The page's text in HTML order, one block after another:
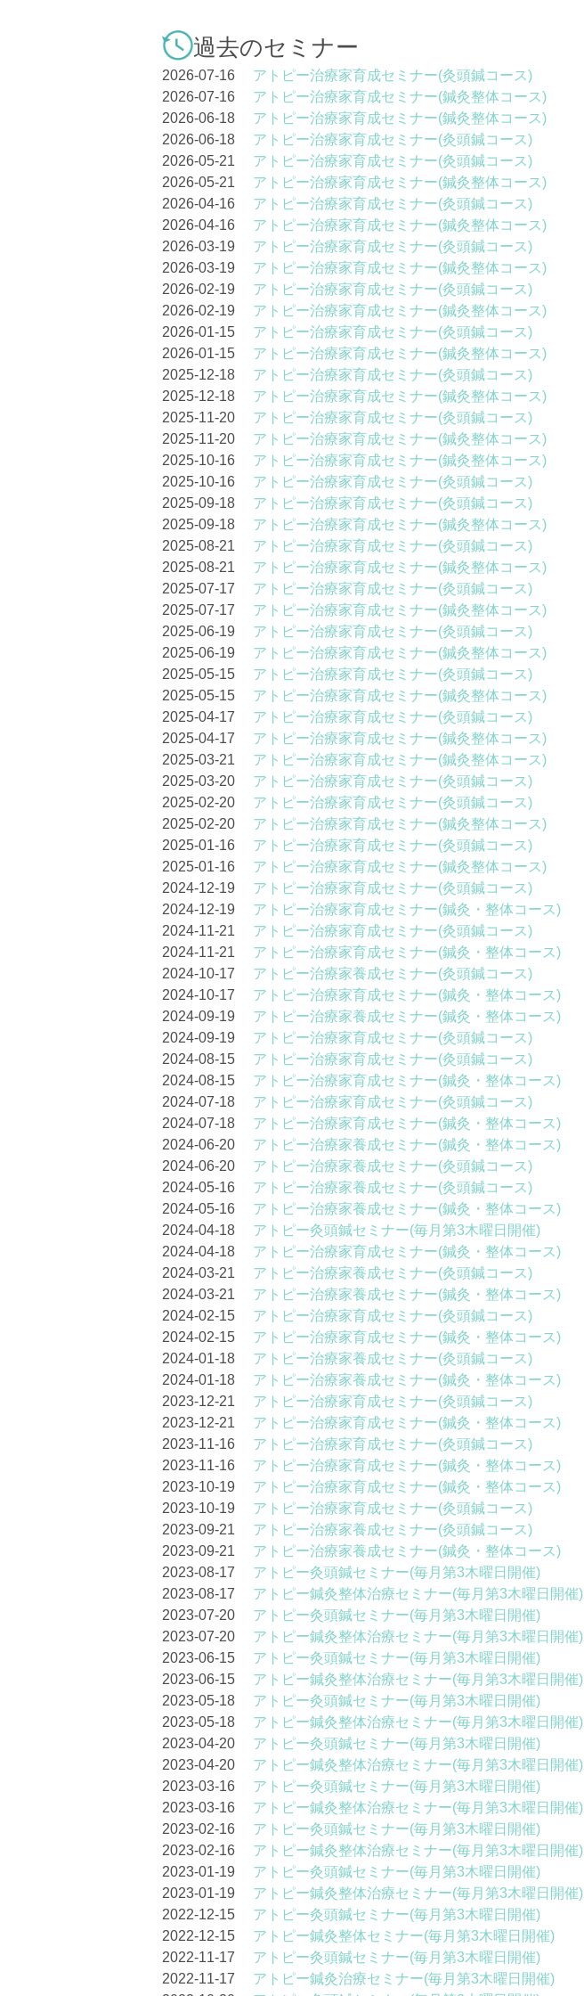
過去のセミナー
2026-07-16 アトピー治療家育成セミナー(灸頭鍼コース)
2026-07-16 アトピー治療家育成セミナー(鍼灸整体コース)
2026-06-18 アトピー治療家育成セミナー(鍼灸整体コース)
2026-06-18 アトピー治療家育成セミナー(灸頭鍼コース)
2026-05-21 アトピー治療家育成セミナー(灸頭鍼コース)
2026-05-21 アトピー治療家育成セミナー(鍼灸整体コース)
2026-04-16 アトピー治療家育成セミナー(灸頭鍼コース)
2026-04-16 アトピー治療家育成セミナー(鍼灸整体コース)
2026-03-19 アトピー治療家育成セミナー(灸頭鍼コース)
2026-03-19 アトピー治療家育成セミナー(鍼灸整体コース)
2026-02-19 アトピー治療家育成セミナー(灸頭鍼コース)
2026-02-19 アトピー治療家育成セミナー(鍼灸整体コース)
2026-01-15 アトピー治療家育成セミナー(灸頭鍼コース)
2026-01-15 アトピー治療家育成セミナー(鍼灸整体コース)
2025-12-18 アトピー治療家育成セミナー(灸頭鍼コース)
2025-12-18 アトピー治療家育成セミナー(鍼灸整体コース)
2025-11-20 アトピー治療家育成セミナー(灸頭鍼コース)
2025-11-20 アトピー治療家育成セミナー(鍼灸整体コース)
2025-10-16 アトピー治療家育成セミナー(鍼灸整体コース)
2025-10-16 アトピー治療家育成セミナー(灸頭鍼コース)
2025-09-18 アトピー治療家育成セミナー(灸頭鍼コース)
2025-09-18 アトピー治療家育成セミナー(鍼灸整体コース)
2025-08-21 アトピー治療家育成セミナー(灸頭鍼コース)
2025-08-21 アトピー治療家育成セミナー(鍼灸整体コース)
2025-07-17 アトピー治療家育成セミナー(灸頭鍼コース)
2025-07-17 アトピー治療家育成セミナー(鍼灸整体コース)
2025-06-19 アトピー治療家育成セミナー(灸頭鍼コース)
2025-06-19 アトピー治療家育成セミナー(鍼灸整体コース)
2025-05-15 アトピー治療家育成セミナー(灸頭鍼コース)
2025-05-15 アトピー治療家育成セミナー(鍼灸整体コース)
2025-04-17 アトピー治療家育成セミナー(灸頭鍼コース)
2025-04-17 アトピー治療家育成セミナー(鍼灸整体コース)
2025-03-21 アトピー治療家育成セミナー(鍼灸整体コース)
2025-03-20 アトピー治療家育成セミナー(灸頭鍼コース)
2025-02-20 アトピー治療家育成セミナー(灸頭鍼コース)
2025-02-20 アトピー治療家育成セミナー(鍼灸整体コース)
2025-01-16 アトピー治療家育成セミナー(灸頭鍼コース)
2025-01-16 アトピー治療家育成セミナー(鍼灸整体コース)
2024-12-19 アトピー治療家育成セミナー(灸頭鍼コース)
2024-12-19 アトピー治療家育成セミナー(鍼灸・整体コース)
2024-11-21 アトピー治療家育成セミナー(灸頭鍼コース)
2024-11-21 アトピー治療家育成セミナー(鍼灸・整体コース)
2024-10-17 アトピー治療家養成セミナー(灸頭鍼コース)
2024-10-17 アトピー治療家育成セミナー(鍼灸・整体コース)
2024-09-19 アトピー治療家養成セミナー(鍼灸・整体コース)
2024-09-19 アトピー治療家育成セミナー(灸頭鍼コース)
2024-08-15 アトピー治療家育成セミナー(灸頭鍼コース)
2024-08-15 アトピー治療家育成セミナー(鍼灸・整体コース)
2024-07-18 アトピー治療家育成セミナー(灸頭鍼コース)
2024-07-18 アトピー治療家育成セミナー(鍼灸・整体コース)
2024-06-20 アトピー治療家養成セミナー(鍼灸・整体コース)
2024-06-20 アトピー治療家養成セミナー(灸頭鍼コース)
2024-05-16 アトピー治療家養成セミナー(灸頭鍼コース)
2024-05-16 アトピー治療家養成セミナー(鍼灸・整体コース)
2024-04-18 アトピー灸頭鍼セミナー(毎月第3木曜日開催)
2024-04-18 アトピー治療家育成セミナー(鍼灸・整体コース)
2024-03-21 アトピー治療家養成セミナー(灸頭鍼コース)
2024-03-21 アトピー治療家養成セミナー(鍼灸・整体コース)
2024-02-15 アトピー治療家育成セミナー(灸頭鍼コース)
2024-02-15 アトピー治療家育成セミナー(鍼灸・整体コース)
2024-01-18 アトピー治療家養成セミナー(灸頭鍼コース)
2024-01-18 アトピー治療家養成セミナー(鍼灸・整体コース)
2023-12-21 アトピー治療家育成セミナー(灸頭鍼コース)
2023-12-21 アトピー治療家育成セミナー(鍼灸・整体コース)
2023-11-16 アトピー治療家育成セミナー(灸頭鍼コース)
2023-11-16 アトピー治療家育成セミナー(鍼灸・整体コース)
2023-10-19 アトピー治療家育成セミナー(鍼灸・整体コース)
2023-10-19 アトピー治療家育成セミナー(灸頭鍼コース)
2023-09-21 アトピー治療家養成セミナー(灸頭鍼コース)
2023-09-21 アトピー治療家養成セミナー(鍼灸・整体コース)
2023-08-17 アトピー灸頭鍼セミナー(毎月第3木曜日開催)
2023-08-17 アトピー鍼灸整体治療セミナー(毎月第3木曜日開催)
2023-07-20 アトピー灸頭鍼セミナー(毎月第3木曜日開催)
2023-07-20 アトピー鍼灸整体治療セミナー(毎月第3木曜日開催)
2023-06-15 アトピー灸頭鍼セミナー(毎月第3木曜日開催)
2023-06-15 アトピー鍼灸整体治療セミナー(毎月第3木曜日開催)
2023-05-18 アトピー灸頭鍼セミナー(毎月第3木曜日開催)
2023-05-18 アトピー鍼灸整体治療セミナー(毎月第3木曜日開催)
2023-04-20 アトピー灸頭鍼セミナー(毎月第3木曜日開催)
2023-04-20 アトピー鍼灸整体治療セミナー(毎月第3木曜日開催)
2023-03-16 アトピー灸頭鍼セミナー(毎月第3木曜日開催)
2023-03-16 アトピー鍼灸整体治療セミナー(毎月第3木曜日開催)
2023-02-16 アトピー灸頭鍼セミナー(毎月第3木曜日開催)
2023-02-16 アトピー鍼灸整体治療セミナー(毎月第3木曜日開催)
2023-01-19 アトピー灸頭鍼セミナー(毎月第3木曜日開催)
2023-01-19 アトピー鍼灸整体治療セミナー(毎月第3木曜日開催)
2022-12-15 アトピー灸頭鍼セミナー(毎月第3木曜日開催)
2022-12-15 アトピー鍼灸整体セミナー(毎月第3木曜日開催)
2022-11-17 アトピー灸頭鍼セミナー(毎月第3木曜日開催)
2022-11-17 アトピー鍼灸治療セミナー(毎月第3木曜日開催)